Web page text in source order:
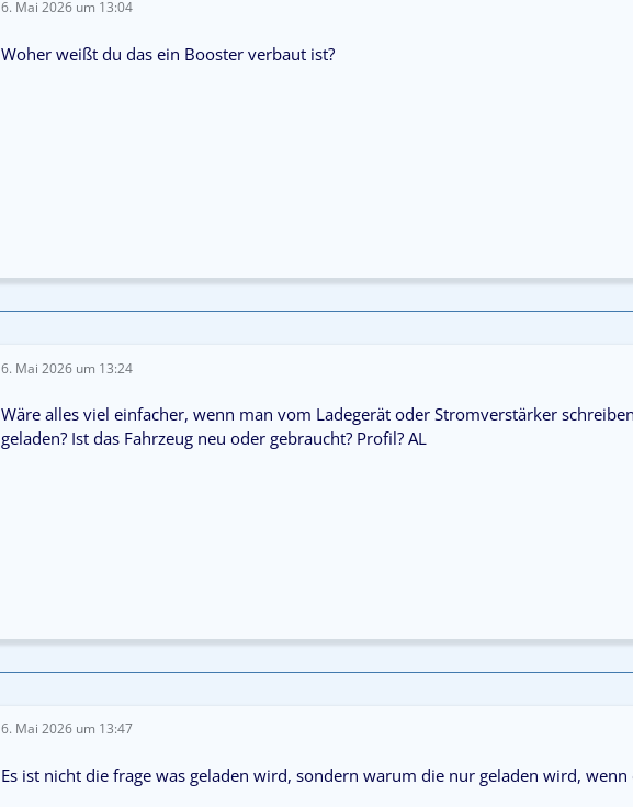
6. Mai 2026 um 13:04
Woher weißt du das ein Booster verbaut ist?
6. Mai 2026 um 13:24
Wäre alles viel einfacher, wenn man vom Ladegerät oder Stromverstärker
geladen? Ist das Fahrzeug neu oder gebraucht? Profil? AL
6. Mai 2026 um 13:47
Es ist nicht die frage was geladen wird, sondern warum die nur geladen wird,